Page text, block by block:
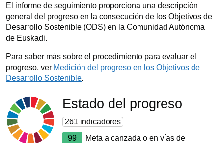
El informe de seguimiento proporciona una descripción
general del progreso en la consecución de los Objetivos de
Desarrollo Sostenible (ODS) en la Comunidad Autónoma
de Euskadi.
Para saber más sobre el procedimiento para evaluar el
progreso, ver Medición del progreso en los Objetivos de
Desarrollo Sostenible.
Estado del progreso
261 indicadores
99
Meta alcanzada o en vías de